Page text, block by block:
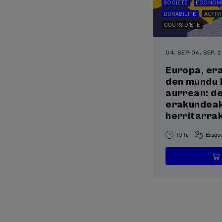
SOCIÉTÉ
DURABILITÉ
COURS D'ÉTÉ
04. SEP-04. SEP,
Europa,
den mundu
aurrean:
10 h.